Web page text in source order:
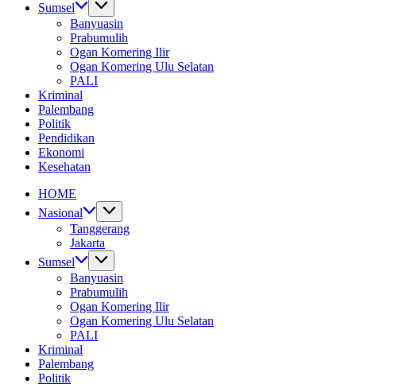
Sumsel
Banyuasin
Prabumulih
Ogan Komering Ilir
Ogan Komering Ulu Selatan
PALI
Kriminal
Palembang
Politik
Pendidikan
Ekonomi
Kesehatan
HOME
Nasional
Tanggerang
Jakarta
Sumsel
Banyuasin
Prabumulih
Ogan Komering Ilir
Ogan Komering Ulu Selatan
PALI
Kriminal
Palembang
Politik